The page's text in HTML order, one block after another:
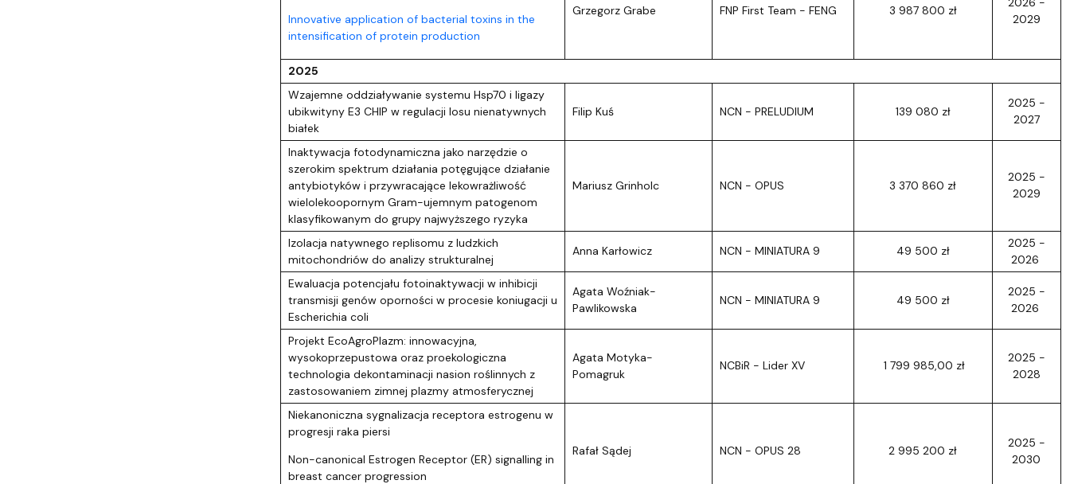
Innovative application of bacterial toxins in the
intensification of protein production
Grzegorz Grabe FNP First Team - FENG 3 987 800 zł
2029
2025
Wzajemne oddziaływanie systemu Hsp70 i ligazy
ubikwityny E3 CHIP w regulacji losu nienatywnych
białek
Filip Kuś NCN - PRELUDIUM 139 080 zł
2025 -
2027
Inaktywacja fotodynamiczna jako narzędzie o
szerokim spektrum działania potęgujące działanie
antybiotyków i przywracające lekowrażliwość
wielolekoopornym Gram-ujemnym patogenom
klasyfikowanym do grupy najwyższego ryzyka
Mariusz Grinholc NCN - OPUS 3 370 860 zł
2025 -
2029
Izolacja natywnego replisomu z ludzkich
mitochondriów do analizy strukturalnej
Anna Karłowicz NCN - MINIATURA 9 49 500 zł
2025 -
2026
Ewaluacja potencjału fotoinaktywacji w inhibicji
transmisji genów oporności w procesie koniugacji u
Escherichia coli
Agata Woźniak-
Pawlikowska
NCN - MINIATURA 9 49 500 zł
2025 -
2026
Projekt EcoAgroPlazm: innowacyjna,
wysokoprzepustowa oraz proekologiczna
technologia dekontaminacji nasion roślinnych z
zastosowaniem zimnej plazmy atmosferycznej
Agata Motyka-
Pomagruk
NCBiR - Lider XV 1 799 985,00 zł
2025 -
2028
Niekanoniczna sygnalizacja receptora estrogenu w
progresji raka piersi
Non-canonical Estrogen Receptor (ER) signalling in
breast cancer progression
Rafał Sądej NCN - OPUS 28 2 995 200 zł
2025 -
2030